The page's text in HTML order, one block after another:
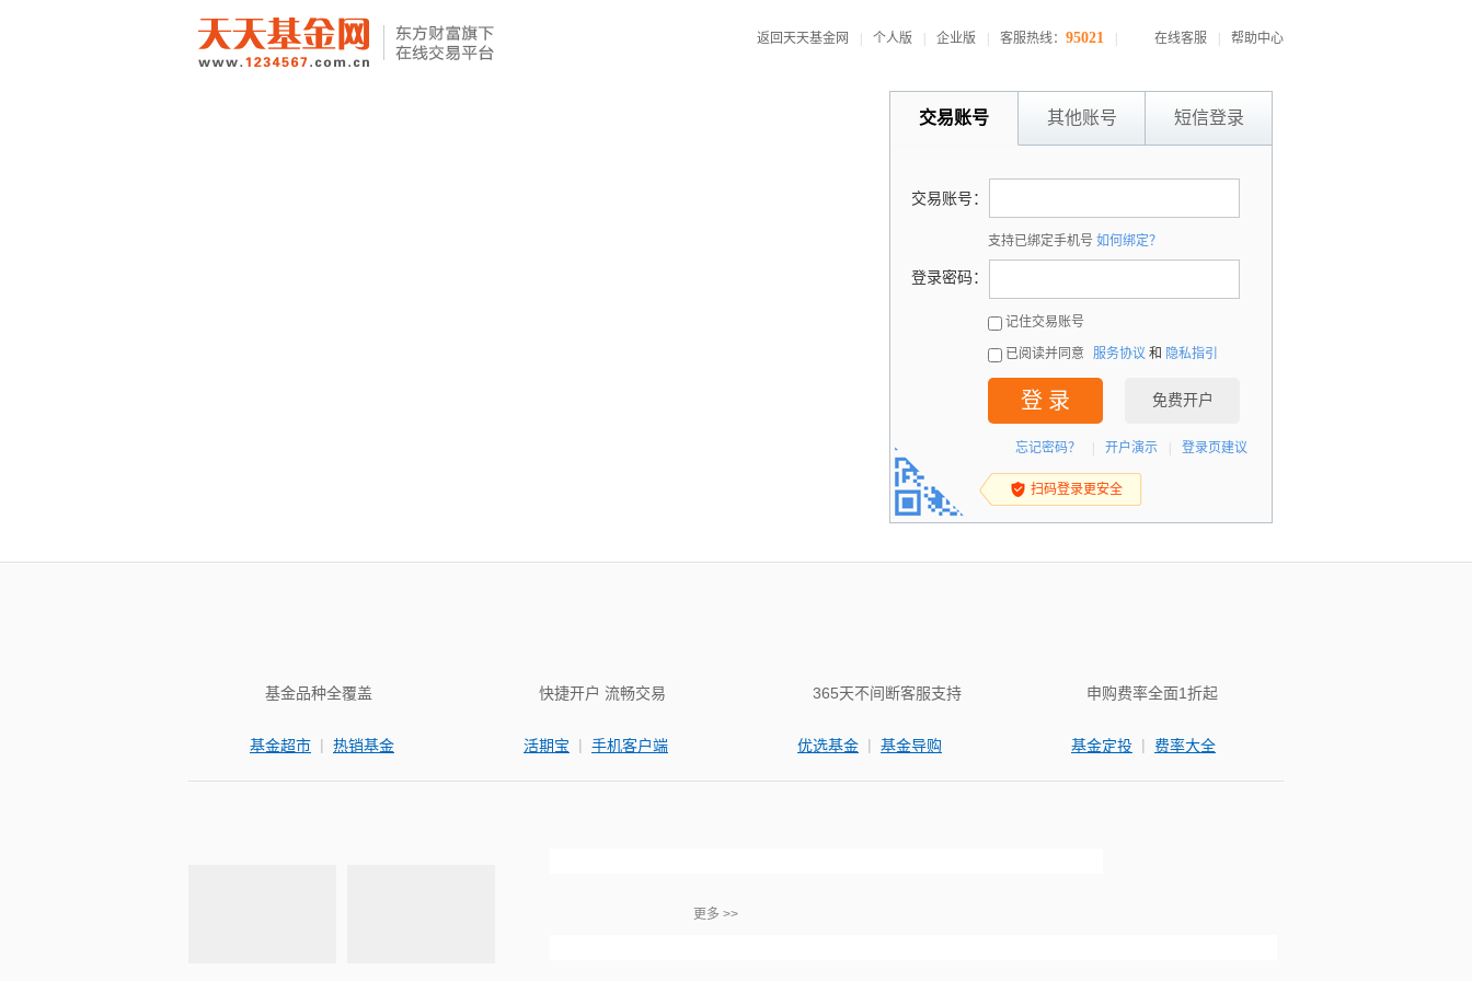
返回天天基金网 个人版 企业版 客服热线： 95021 在线客服 帮助中心
交易账号 其他账号 短信登录
交易账号：
支持已绑定手机号 如何绑定？
登录密码：
记住交易账号
已阅读并同意 服务协议 和 隐私指引
登 录 免费开户
忘记密码？ 开户演示 登录页建议
扫码登录更安全
基金品种全覆盖
基金超市 | 热销基金
快捷开户 流畅交易
活期宝 | 手机客户端
365天不间断客服支持
优选基金 | 基金导购
申购费率全面1折起
基金定投 | 费率大全
更多 >>